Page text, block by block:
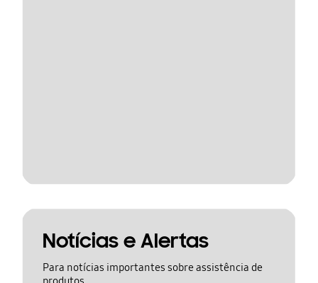
Notícias e Alertas
Para notícias importantes sobre assistência de